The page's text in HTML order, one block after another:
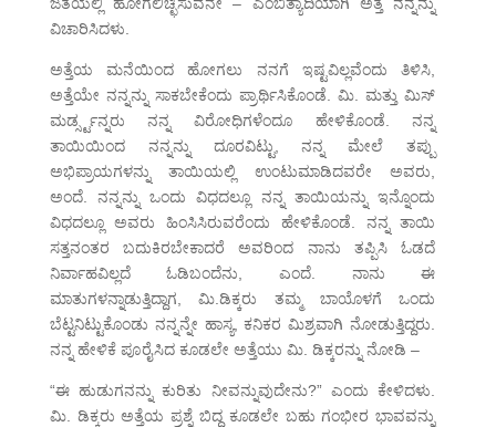
ಜತೆಯಲ್ಲಿ ಹೋಗಲಿಚ್ಛಿಸುವೆನೇ – ಎಂಬಿತ್ಯಾದಿಯಾಗಿ ಅತ್ತೆ ನನ್ನನ್ನು
ವಿಚಾರಿಸಿದಳು.
ಅತ್ತೆಯ ಮನೆಯಿಂದ ಹೋಗಲು ನನಗೆ ಇಷ್ಟವಿಲ್ಲವೆಂದು ತಿಳಿಸಿ,
ಅತ್ತೆಯೇ ನನ್ನನ್ನು ಸಾಕಬೇಕೆಂದು ಪ್ರಾರ್ಥಿಸಿಕೊಂಡೆ. ಮಿ. ಮತ್ತು ಮಿಸ್
ಮರ್ಡ್ಸ್ಟನ್ನರು ನನ್ನ ವಿರೋಧಿಗಳೆಂದೂ ಹೇಳಿಕೊಂಡೆ. ನನ್ನ
ತಾಯಿಯಿಂದ ನನ್ನನ್ನು ದೂರವಿಟ್ಟು, ನನ್ನ ಮೇಲೆ ತಪ್ಪು
ಅಭಿಪ್ರಾಯಗಳನ್ನು ತಾಯಿಯಲ್ಲಿ ಉಂಟುಮಾಡಿದವರೇ ಅವರು,
ಅಂದೆ. ನನ್ನನ್ನು ಒಂದು ವಿಧದಲ್ಲೂ ನನ್ನ ತಾಯಿಯನ್ನು ಇನ್ನೊಂದು
ವಿಧದಲ್ಲೂ ಅವರು ಹಿಂಸಿಸಿರುವರೆಂದು ಹೇಳಿಕೊಂಡೆ. ನನ್ನ ತಾಯಿ
ಸತ್ತನಂತರ ಬದುಕಿರಬೇಕಾದರೆ ಅವರಿಂದ ನಾನು ತಪ್ಪಿಸಿ ಓಡದೆ
ನಿರ್ವಾಹವಿಲ್ಲದೆ ಓಡಿಬಂದೆನು, ಎಂದೆ. ನಾನು ಈ
ಮಾತುಗಳನ್ನಾಡುತ್ತಿದ್ದಾಗ, ಮಿ.ಡಿಕ್ಕರು ತಮ್ಮ ಬಾಯೊಳಗೆ ಒಂದು
ಬೆಟ್ಟನಿಟ್ಟುಕೊಂಡು ನನ್ನನ್ನೇ ಹಾಸ್ಯ, ಕನಿಕರ ಮಿಶ್ರವಾಗಿ ನೋಡುತ್ತಿದ್ದರು.
ನನ್ನ ಹೇಳಿಕೆ ಪೂರೈಸಿದ ಕೂಡಲೇ ಅತ್ತೆಯು ಮಿ. ಡಿಕ್ಕರನ್ನು ನೋಡಿ –
“ಈ ಹುಡುಗನನ್ನು ಕುರಿತು ನೀವನ್ನುವುದೇನು?” ಎಂದು ಕೇಳಿದಳು.
ಮಿ. ಡಿಕ್ಕರು ಅತ್ತೆಯ ಪ್ರಶ್ನೆ ಬಿದ್ದ ಕೂಡಲೇ ಬಹು ಗಂಭೀರ ಭಾವವನ್ನು